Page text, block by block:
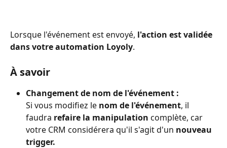
Lorsque l'événement est envoyé, l'action est validée
dans votre automation Loyoly.
À savoir
Changement de nom de l'événement :
Si vous modifiez le nom de l'événement, il
faudra refaire la manipulation complète, car
votre CRM considérera qu'il s'agit d'un nouveau
trigger.